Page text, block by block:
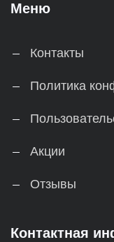
Меню
Контакты
Политика
Акции
Отзывы
Контактная